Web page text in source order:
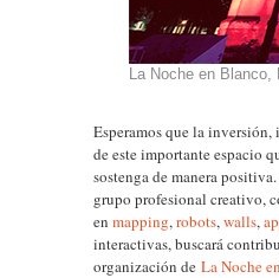
La Noche en Blanco,
Esperamos que la
de este importante espacio
sostenga de manera
grupo profesional creativo,
en mapping,robots,walls,
interactivas, buscará
organización de La Noche